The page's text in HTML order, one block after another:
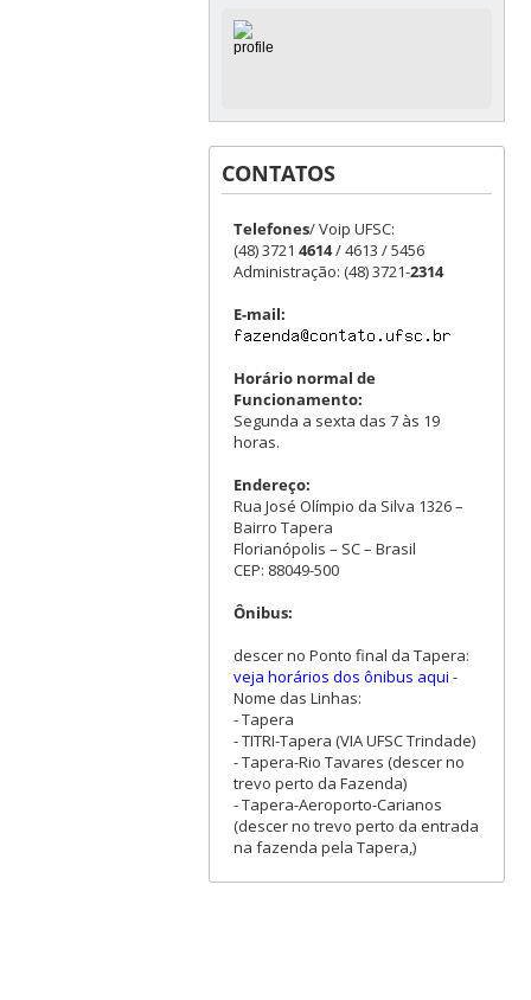
CONTATOS
Telefones/ Voip UFSC:
(48) 3721 4614/ 4613 / 5456
Administração: (48) 3721-2314
E-mail:
Horário normal de
Funcionamento:
Segunda a sexta das 7 às 19
horas.
Endereço:
Rua José Olímpio da Silva 1326 –
Bairro Tapera
Florianópolis – SC – Brasil
CEP: 88049-500
Ônibus:
descer no Ponto final da Tapera:
veja horários dos ônibus aqui -
Nome das Linhas:
- Tapera
- TITRI-Tapera (VIA UFSC Trindade)
- Tapera-Rio Tavares (descer no
trevo perto da Fazenda)
- Tapera-Aeroporto-Carianos
(descer no trevo perto da entrada
na fazenda pela Tapera,)